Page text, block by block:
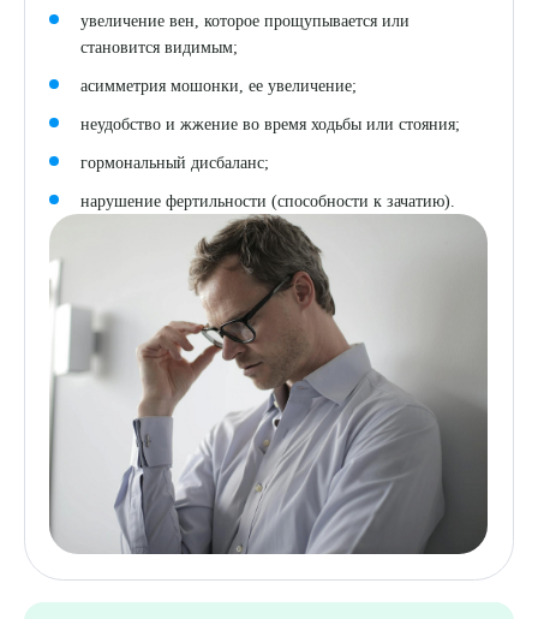
увеличение вен, которое прощупывается или
становится видимым;
асимметрия мошонки, ее увеличение;
неудобство и жжение во время ходьбы или стояния;
гормональный дисбаланс;
нарушение фертильности (способности к зачатию).